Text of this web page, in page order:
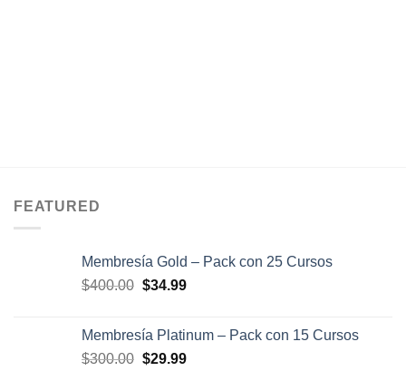
FEATURED
Membresía Gold – Pack con 25 Cursos
$400.00 El
era:
$400.00.
$34.99El
es:
$34.99.
Membresía Platinum – Pack con 15 Cursos
$300.00 El
$29.99El